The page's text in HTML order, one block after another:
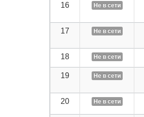
16 Не в сети
17 Не в сети
18 Не в сети
19 Не в сети
20 Не в сети